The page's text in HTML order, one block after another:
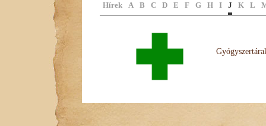
Hírek A B C D E F G H I J K L